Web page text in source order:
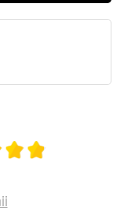
klientów
4.9 z 5